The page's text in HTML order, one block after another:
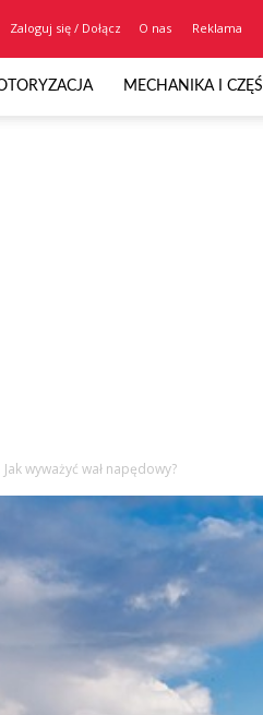
Zaloguj się / Dołącz O nas Reklama
MECHANIKA I
Jak wyważyć wał napędowy?